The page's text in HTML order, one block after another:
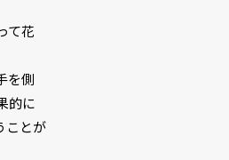
て花
を側
的に
ことが